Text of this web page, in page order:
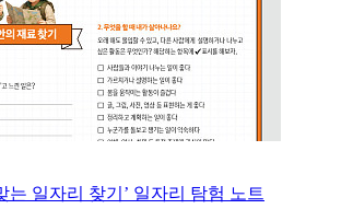
는 일자리 찾기’ 일자리 탐험 노트